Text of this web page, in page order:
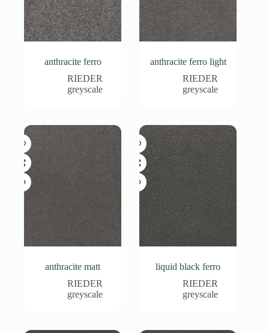
anthracite ferro
RIEDER
greyscale
anthracite ferro light
RIEDER
greyscale
anthracite matt
RIEDER
greyscale
liquid black ferro
RIEDER
greyscale